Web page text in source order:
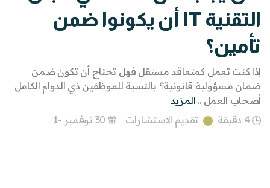
التقنية IT أن يكونوا ضمن
تأمين؟
إذا كنت تعمل كمتعاقد مستقل فهل تحتاج أن تكون ضمن
ضمان مسؤولية قانونية؟ بالنسبة للموظفين ذي الدوام الكامل
أصحاب العمل .. المزيد
4 دقيقة
تقديم الاستشارات